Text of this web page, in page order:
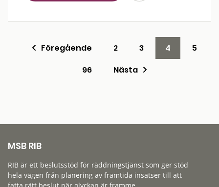
Föregående 2 3 4
5
96
Nästa
MSB RIB
RIB är ett beslutsstöd för räddningstjänst som ger stöd
hela vägen från planering av framtida insatser till att